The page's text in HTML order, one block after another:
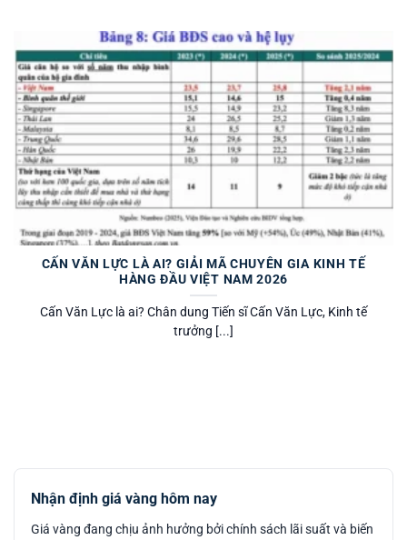
CẤN VĂN LỰC LÀ AI? GIẢI MÃ CHUYÊN GIA KINH TẾ
HÀNG ĐẦU VIỆT NAM 2026
Cấn Văn Lực là ai? Chân dung Tiến sĩ Cấn Văn Lực, Kinh tế
trưởng [...]
Nhận định giá vàng hôm nay
Giá vàng đang chịu ảnh hưởng bởi chính sách lãi suất và biến